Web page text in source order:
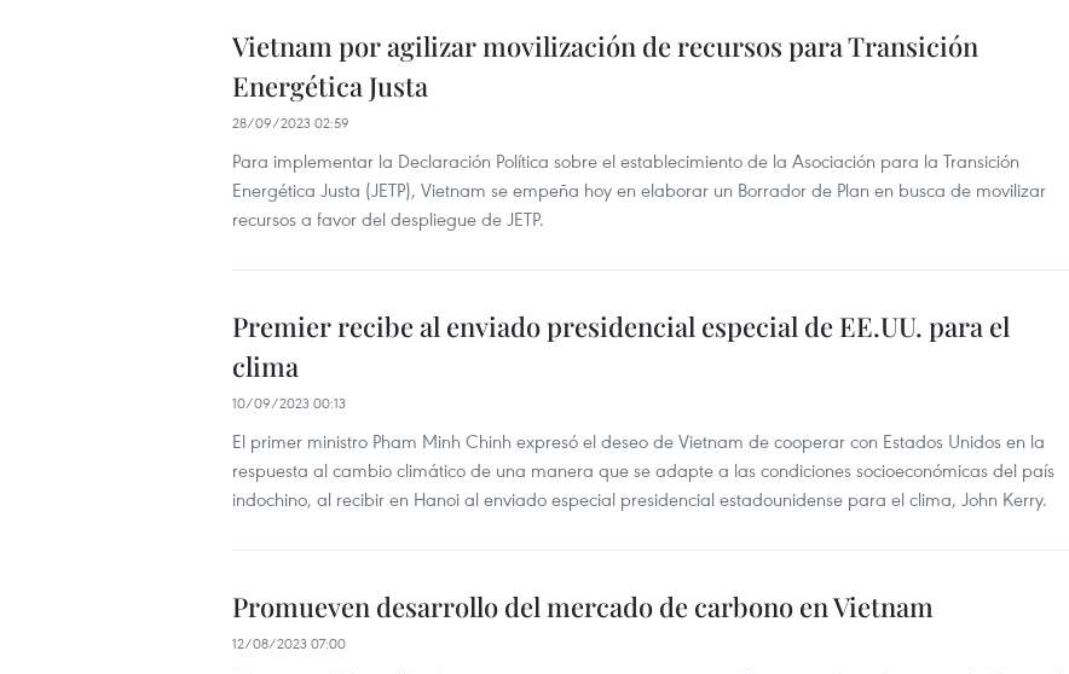
Vietnam por agilizar movilización de recursos para Transición
Energética Justa
28/09/2023 02:59
Para implementar la Declaración Política sobre el establecimiento de la Asociación para la Transición
Energética Justa (JETP), Vietnam se empeña hoy en elaborar un Borrador de Plan en busca de movilizar
recursos a favor del despliegue de JETP.
Premier recibe al enviado presidencial especial de EE.UU. para el
clima
10/09/2023 00:13
El primer ministro Pham Minh Chinh expresó el deseo de Vietnam de cooperar con Estados Unidos en la
respuesta al cambio climático de una manera que se adapte a las condiciones socioeconómicas del país
indochino, al recibir en Hanoi al enviado especial presidencial estadounidense para el clima, John Kerry.
Promueven desarrollo del mercado de carbono en Vietnam
12/08/2023 07:00